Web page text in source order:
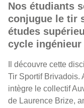
Nos étudiants
conjugue le tir
études
cycle
Il découvre cette
Tir Sportif Brivadois.
intègre le collectif
de Laurence Brize,